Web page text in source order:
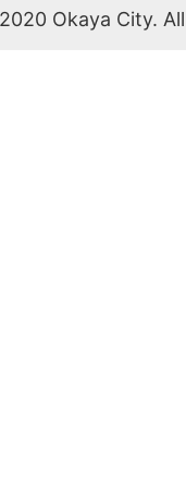
Okaya City.